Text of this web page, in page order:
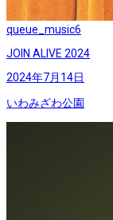
queue_music6
JOIN ALIVE 2024
2024年7月14日
いわみざわ公園